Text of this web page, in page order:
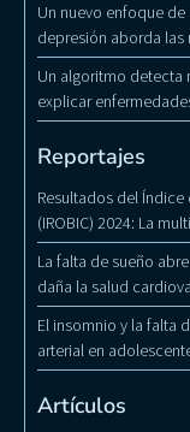
Un nuevo enfoque
depresión aborda
Un algoritmo detecta
explicar
Reportajes
Resultados del
(IROBIC) 2024: La
La falta de sueño
daña la salud
El insomnio y la falta
arterial en
Artículos